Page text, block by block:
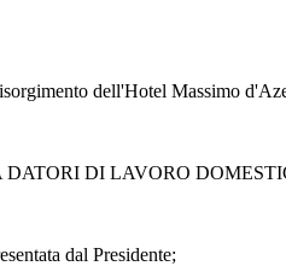
dell'Hotel Massimo
DI LAVORO DOMESTICO
dal Presidente;